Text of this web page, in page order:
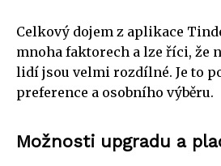
Celkový dojem z aplikace
mnoha faktorech a lze říci, že
lidí jsou velmi rozdílné. Je to
preference a osobního výběru.
Možnosti upgradu a